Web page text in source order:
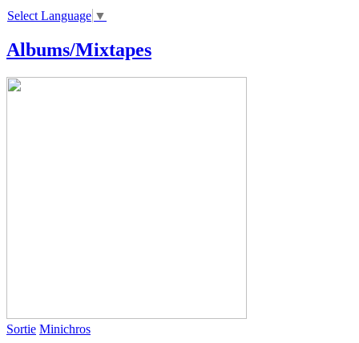
Select Language ▼
Albums/Mixtapes
Sortie Minichros